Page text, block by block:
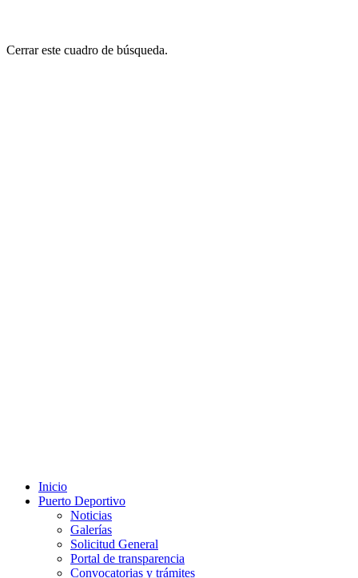
Cerrar este cuadro de búsqueda.
Inicio
Puerto Deportivo
Noticias
Galerías
Solicitud General
Portal de transparencia
Convocatorias y trámites